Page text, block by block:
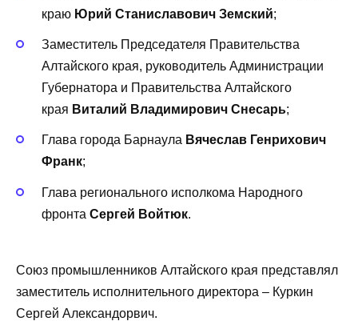
краю Юрий Станиславович Земский;
Заместитель Председателя Правительства
Алтайского края, руководитель Администрации
Губернатора и Правительства Алтайского
края Виталий Владимирович Снесарь;
Глава города Барнаула Вячеслав Генрихович
Франк;
Глава регионального исполкома Народного
фронта Сергей Войтюк.
Союз промышленников Алтайского края представлял
заместитель исполнительного директора – Куркин
Сергей Александорвич.